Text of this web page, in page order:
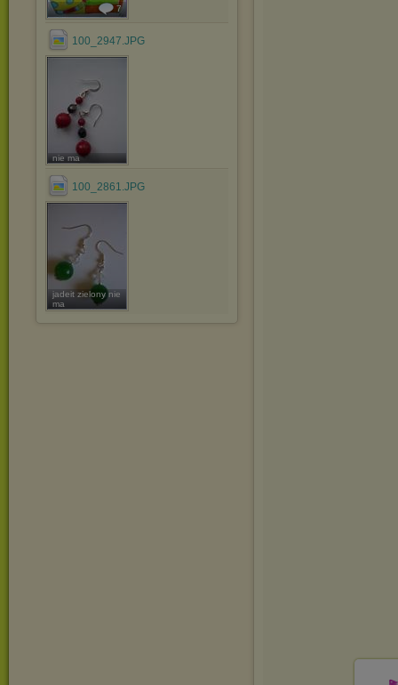
7
100_2947.JPG
nie ma
100_2861.JPG
jadeit zielony nie
ma